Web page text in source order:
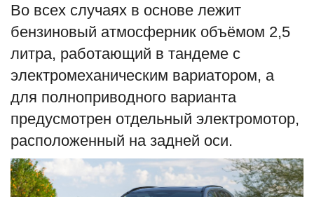
Во всех случаях в основе лежит
бензиновый атмосферник объёмом 2,5
литра, работающий в тандеме с
электромеханическим вариатором, а
для полноприводного варианта
предусмотрен отдельный электромотор,
расположенный на задней оси.